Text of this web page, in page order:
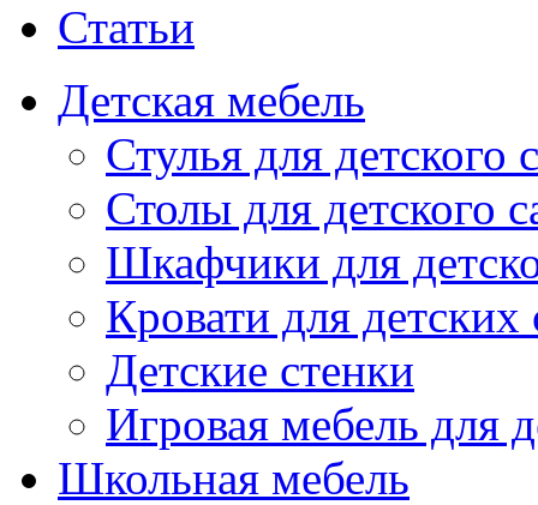
Статьи
Детская мебель
Стулья для детского
Столы для детского
Шкафчики для
Кровати для детских
Детские стенки
Игровая мебель для
Школьная мебель